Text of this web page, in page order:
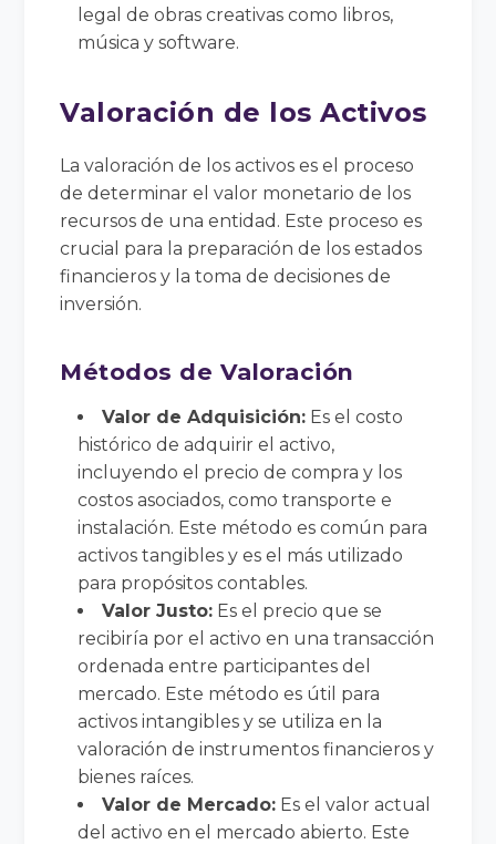
legal de obras creativas como libros,
música y software.
Valoración de los Activos
La valoración de los activos es el proceso
de determinar el valor monetario de los
recursos de una entidad. Este proceso es
crucial para la preparación de los estados
financieros y la toma de decisiones de
inversión.
Métodos de Valoración
Valor de Adquisición: Es el costo
histórico de adquirir el activo,
incluyendo el precio de compra y los
costos asociados, como transporte e
instalación. Este método es común para
activos tangibles y es el más utilizado
para propósitos contables.
Valor Justo: Es el precio que se
recibiría por el activo en una transacción
ordenada entre participantes del
mercado. Este método es útil para
activos intangibles y se utiliza en la
valoración de instrumentos financieros y
bienes raíces.
Valor de Mercado: Es el valor actual
del activo en el mercado abierto. Este